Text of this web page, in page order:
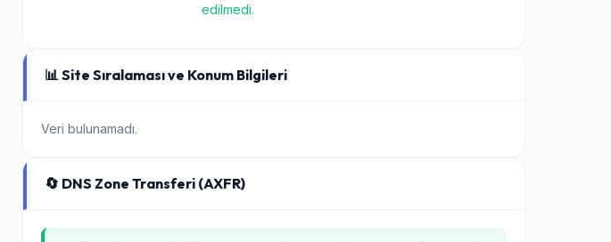
edilmedi.
📊 Site Sıralaması ve Konum Bilgileri
Veri bulunamadı.
🔄 DNS Zone Transferi (AXFR)